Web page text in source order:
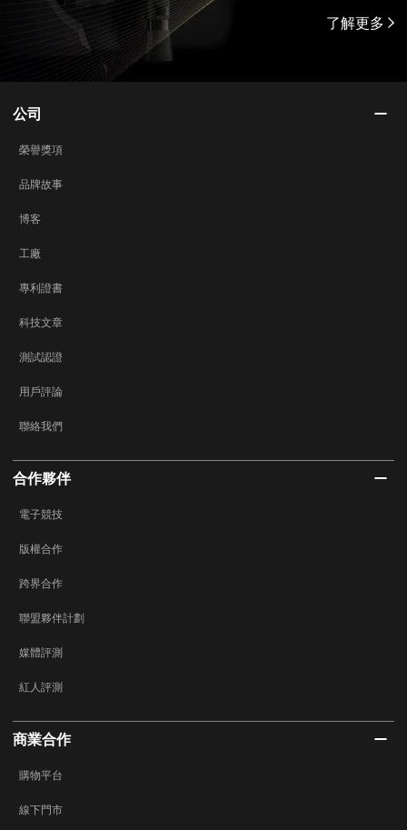
了解更多
公司
榮譽獎項
品牌故事
博客
工廠
專利證書
科技文章
測試認證
用戶評論
聯絡我們
合作夥伴
電子競技
版權合作
跨界合作
聯盟夥伴計劃
媒體評測
紅人評測
商業合作
購物平台
線下門市